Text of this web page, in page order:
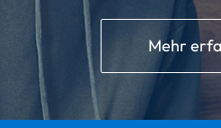
Mehr